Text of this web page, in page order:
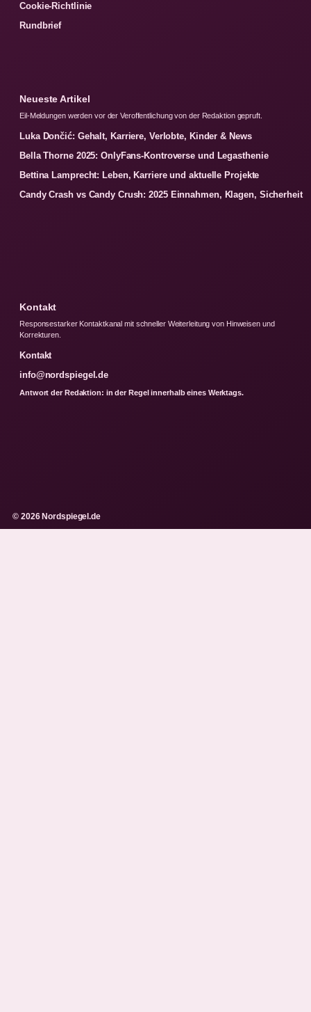
Cookie-Richtlinie
Rundbrief
Neueste Artikel
Eil-Meldungen werden vor der Veroffentlichung von der Redaktion gepruft.
Luka Dončić: Gehalt, Karriere, Verlobte, Kinder & News
Bella Thorne 2025: OnlyFans-Kontroverse und Legasthenie
Bettina Lamprecht: Leben, Karriere und aktuelle Projekte
Candy Crash vs Candy Crush: 2025 Einnahmen, Klagen, Sicherheit
Kontakt
Responsestarker Kontaktkanal mit schneller Weiterleitung von Hinweisen und
Korrekturen.
Kontakt
info@nordspiegel.de
Antwort der Redaktion: in der Regel innerhalb eines Werktags.
© 2026 Nordspiegel.de